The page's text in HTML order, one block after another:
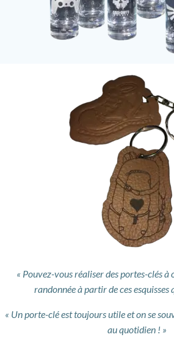
« Pouvez-vous réaliser des portes-clés
randonnée à partir de ces esquisses
« Un porte-clé est toujours utile et on se
au quotidien ! »